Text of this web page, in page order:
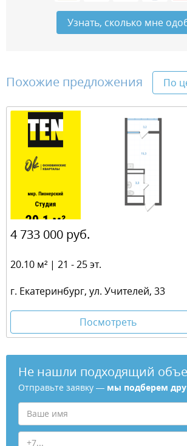
Узнать, сколько мне
Похожие предложения По
4 733 000 руб.
20.10 м² | 21 - 25 эт.
г. Екатеринбург, ул. Учителей, 33
Посмотреть
Не нашли подходящий
Отправьте заявку — мы подберем